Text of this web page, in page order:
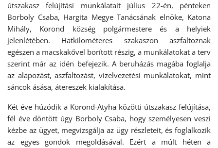
útszakasz felújítási munkálatait július 22-én, pénteken
Borboly Csaba, Hargita Megye Tanácsának elnöke, Katona
Mihály, Korond község polgármestere és a helyiek
jelenlétében. Hatkilométeres szakaszon aszfaltoznak
egészen a macskakővel borított részig, a munkálatokat a terv
szerint már az idén befejezik. A beruházás magába foglalja
az alapozást, aszfaltozást, vízelvezetési munkálatokat, mint
sáncok ásása, átereszek kialakítása.
Két éve húzódik a Korond-Atyha közötti útszakasz felújítása,
fél éve döntött úgy Borboly Csaba, hogy személyesen veszi
kézbe az ügyet, megvizsgálja az ügy részleteit, és foglalkozik
az egyes gondok megoldásával. Ezért a múlt héten a